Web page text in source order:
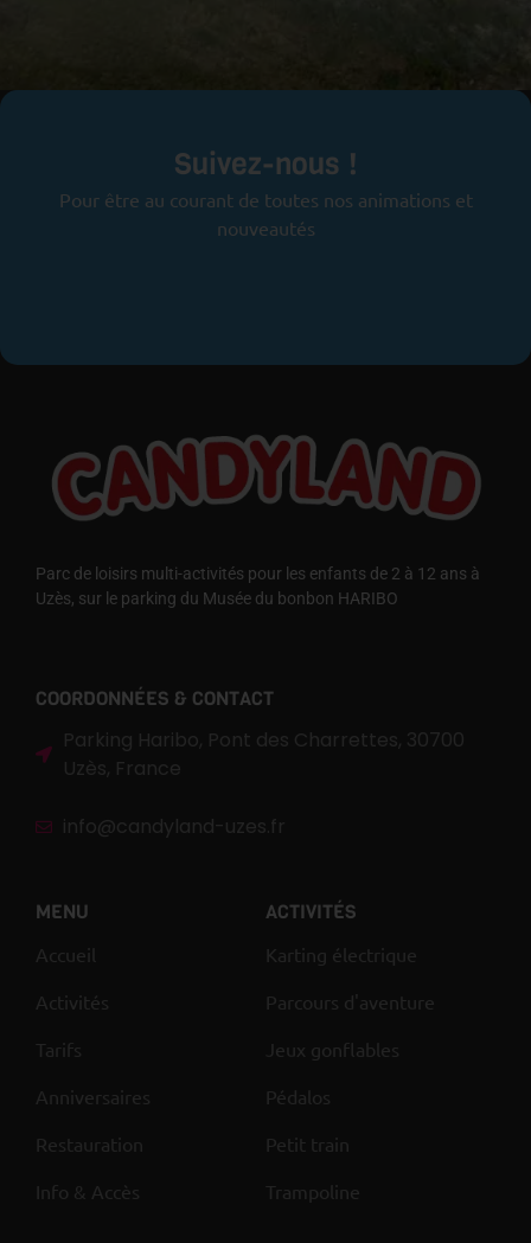
Suivez-nous !
Pour être au courant de toutes nos animations et
nouveautés
Parc de loisirs multi-activités pour les enfants de 2 à 12 ans à
Uzès, sur le parking du Musée du bonbon HARIBO
COORDONNÉES & CONTACT
Parking Haribo, Pont des Charrettes, 30700
Uzès, France
info@candyland-uzes.fr
MENU
Accueil
Activités
Tarifs
Anniversaires
Restauration
Info & Accès
ACTIVITÉS
Karting électrique
Parcours d'aventure
Jeux gonflables
Pédalos
Petit train
Trampoline